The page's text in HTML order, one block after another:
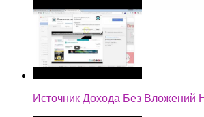
Источник Дохода Без Вложений